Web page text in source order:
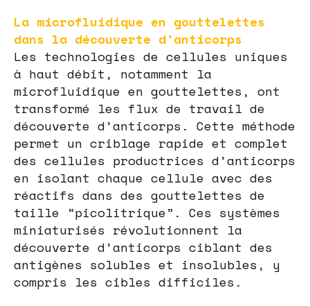
La microfluidique en gouttelettes
dans la découverte d’anticorps
Les technologies de cellules uniques
à haut débit, notamment la
microfluidique en gouttelettes, ont
transformé les flux de travail de
découverte d’anticorps. Cette méthode
permet un criblage rapide et complet
des cellules productrices d’anticorps
en isolant chaque cellule avec des
réactifs dans des gouttelettes de
taille “picolitrique”. Ces systèmes
miniaturisés révolutionnent la
découverte d’anticorps ciblant des
antigènes solubles et insolubles, y
compris les cibles difficiles.